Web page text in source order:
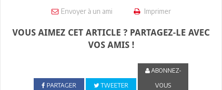
Envoyer à un ami Imprimer
VOUS AIMEZ CET ARTICLE ? PARTAGEZ-LE AVEC
VOS AMIS !
PARTAGER TWEETER
ABONNEZ-
VOUS